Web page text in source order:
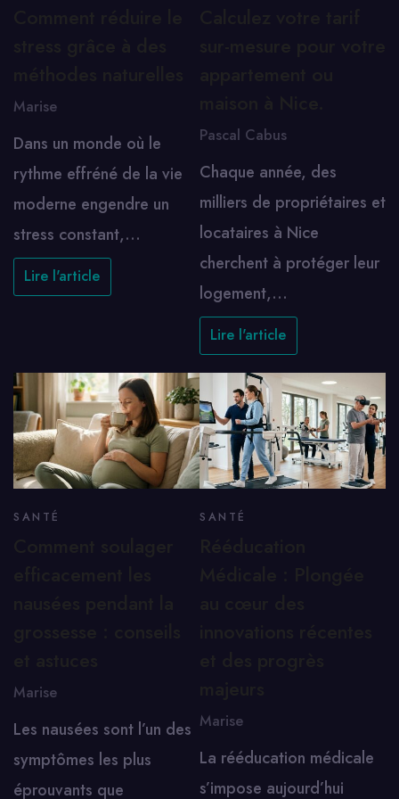
Marise
Dans un monde où le
rythme effréné de la vie
moderne engendre un
stress constant,…
Lire l'article
Pascal Cabus
Chaque année, des
milliers de propriétaires et
locataires à Nice
cherchent à protéger leur
logement,…
Lire l'article
SANTÉ
Marise
Les nausées sont l’un des
symptômes les plus
éprouvants que
SANTÉ
Marise
La rééducation médicale
s’impose aujourd’hui